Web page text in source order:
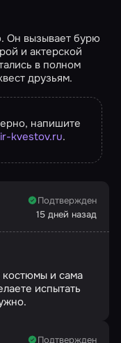
Он вызывает бурю
и актерской
в полном
друзьям.
напишите
kvestov.ru.
Подтвержден
15 дней назад
костюмы и сама
испытать
Подтвержден